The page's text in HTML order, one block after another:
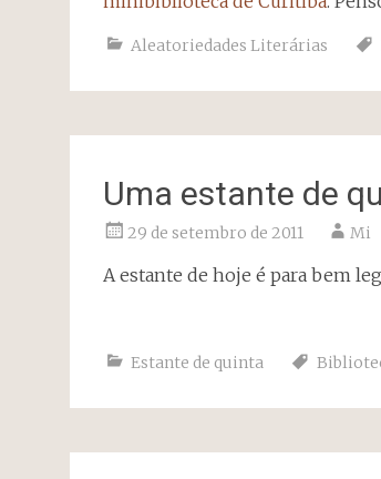
Aleatoriedades Literárias
Uma estante de
29 de setembro de 2011 Mi
A estante de hoje é para bem
Estante de quinta